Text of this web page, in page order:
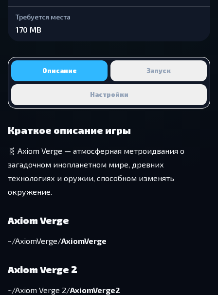
Требуется места
170 MB
Описание Запуск
Настройки
Краткое описание игры
🧬 Axiom Verge — атмосферная метроидвания о
загадочном инопланетном мире, древних
технологиях и оружии, способном изменять
окружение.
Axiom Verge
~/AxiomVerge/AxiomVerge
Axiom Verge 2
~/Axiom Verge 2/AxiomVerge2